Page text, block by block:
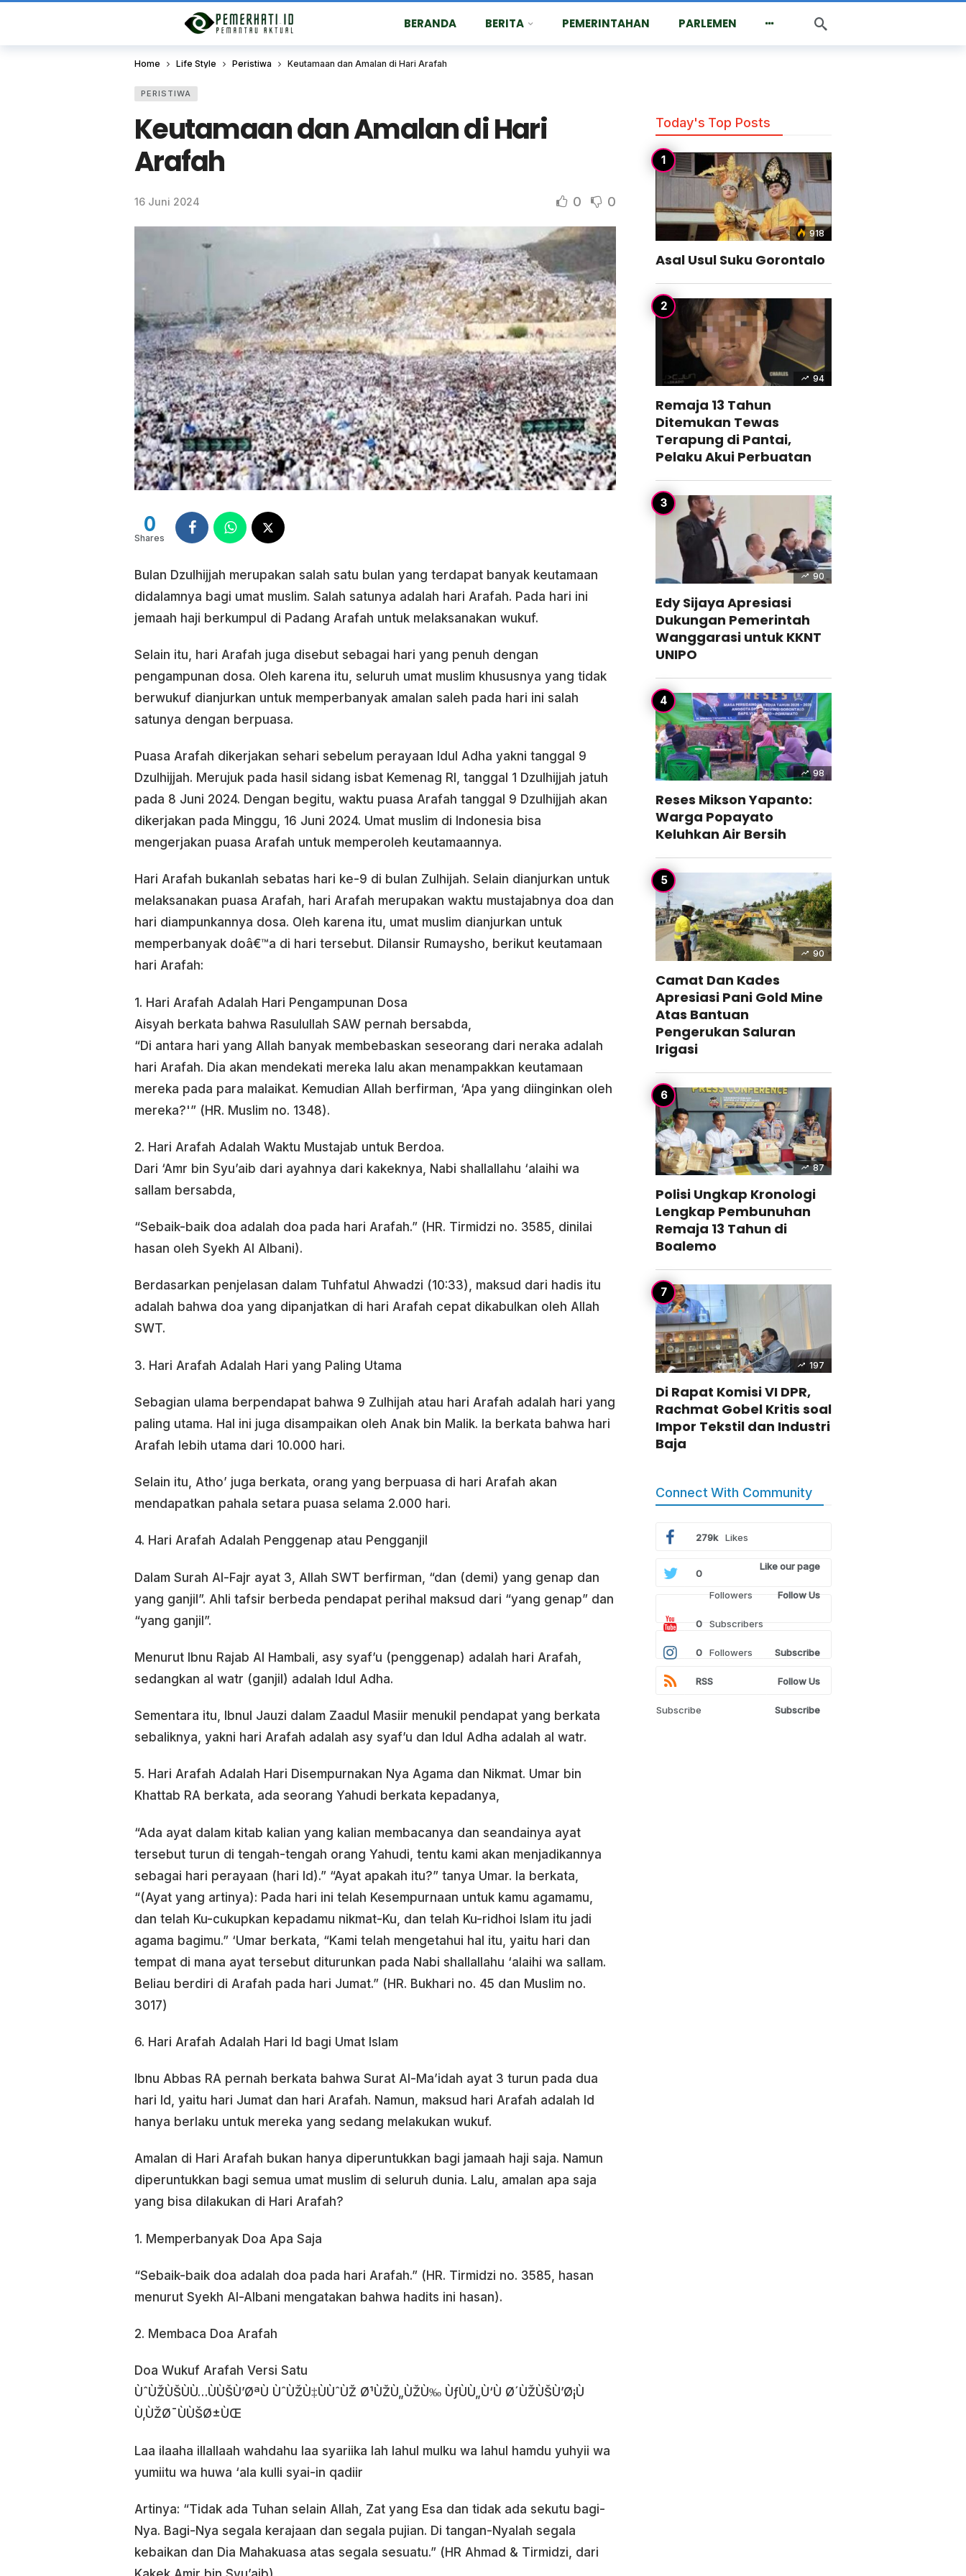
BERANDA BERITA PEMERINTAHAN PARLEMEN
Home Life Style Peristiwa Keutamaan dan Amalan di Hari Arafah
PERISTIWA
Keutamaan dan Amalan di Hari
Arafah
16 Juni 2024 0 0
0
Shares
Bulan Dzulhijjah merupakan salah satu bulan yang terdapat banyak keutamaan
didalamnya bagi umat muslim. Salah satunya adalah hari Arafah. Pada hari ini
jemaah haji berkumpul di Padang Arafah untuk melaksanakan wukuf.
Selain itu, hari Arafah juga disebut sebagai hari yang penuh dengan
pengampunan dosa. Oleh karena itu, seluruh umat muslim khususnya yang tidak
berwukuf dianjurkan untuk memperbanyak amalan saleh pada hari ini salah
satunya dengan berpuasa.
Puasa Arafah dikerjakan sehari sebelum perayaan Idul Adha yakni tanggal 9
Dzulhijjah. Merujuk pada hasil sidang isbat Kemenag RI, tanggal 1 Dzulhijjah jatuh
pada 8 Juni 2024. Dengan begitu, waktu puasa Arafah tanggal 9 Dzulhijjah akan
dikerjakan pada Minggu, 16 Juni 2024. Umat muslim di Indonesia bisa
mengerjakan puasa Arafah untuk memperoleh keutamaannya.
Hari Arafah bukanlah sebatas hari ke-9 di bulan Zulhijah. Selain dianjurkan untuk
melaksanakan puasa Arafah, hari Arafah merupakan waktu mustajabnya doa dan
hari diampunkannya dosa. Oleh karena itu, umat muslim dianjurkan untuk
memperbanyak doâ€™a di hari tersebut. Dilansir Rumaysho, berikut keutamaan
hari Arafah:
1. Hari Arafah Adalah Hari Pengampunan Dosa
Aisyah berkata bahwa Rasulullah SAW pernah bersabda,
“Di antara hari yang Allah banyak membebaskan seseorang dari neraka adalah
hari Arafah. Dia akan mendekati mereka lalu akan menampakkan keutamaan
mereka pada para malaikat. Kemudian Allah berfirman, ‘Apa yang diinginkan oleh
mereka?'” (HR. Muslim no. 1348).
2. Hari Arafah Adalah Waktu Mustajab untuk Berdoa.
Dari ‘Amr bin Syu’aib dari ayahnya dari kakeknya, Nabi shallallahu ‘alaihi wa
sallam bersabda,
“Sebaik-baik doa adalah doa pada hari Arafah.” (HR. Tirmidzi no. 3585, dinilai
hasan oleh Syekh Al Albani).
Berdasarkan penjelasan dalam Tuhfatul Ahwadzi (10:33), maksud dari hadis itu
adalah bahwa doa yang dipanjatkan di hari Arafah cepat dikabulkan oleh Allah
SWT.
3. Hari Arafah Adalah Hari yang Paling Utama
Sebagian ulama berpendapat bahwa 9 Zulhijah atau hari Arafah adalah hari yang
paling utama. Hal ini juga disampaikan oleh Anak bin Malik. Ia berkata bahwa hari
Arafah lebih utama dari 10.000 hari.
Selain itu, Atho’ juga berkata, orang yang berpuasa di hari Arafah akan
mendapatkan pahala setara puasa selama 2.000 hari.
4. Hari Arafah Adalah Penggenap atau Pengganjil
Dalam Surah Al-Fajr ayat 3, Allah SWT berfirman, “dan (demi) yang genap dan
yang ganjil”. Ahli tafsir berbeda pendapat perihal maksud dari “yang genap” dan
“yang ganjil”.
Menurut Ibnu Rajab Al Hambali, asy syaf’u (penggenap) adalah hari Arafah,
sedangkan al watr (ganjil) adalah Idul Adha.
Sementara itu, Ibnul Jauzi dalam Zaadul Masiir menukil pendapat yang berkata
sebaliknya, yakni hari Arafah adalah asy syaf’u dan Idul Adha adalah al watr.
5. Hari Arafah Adalah Hari Disempurnakan Nya Agama dan Nikmat. Umar bin
Khattab RA berkata, ada seorang Yahudi berkata kepadanya,
“Ada ayat dalam kitab kalian yang kalian membacanya dan seandainya ayat
tersebut turun di tengah-tengah orang Yahudi, tentu kami akan menjadikannya
sebagai hari perayaan (hari Id).” “Ayat apakah itu?” tanya Umar. Ia berkata,
“(Ayat yang artinya): Pada hari ini telah Kesempurnaan untuk kamu agamamu,
dan telah Ku-cukupkan kepadamu nikmat-Ku, dan telah Ku-ridhoi Islam itu jadi
agama bagimu.” ‘Umar berkata, “Kami telah mengetahui hal itu, yaitu hari dan
tempat di mana ayat tersebut diturunkan pada Nabi shallallahu ‘alaihi wa sallam.
Beliau berdiri di Arafah pada hari Jumat.” (HR. Bukhari no. 45 dan Muslim no.
3017)
6. Hari Arafah Adalah Hari Id bagi Umat Islam
Ibnu Abbas RA pernah berkata bahwa Surat Al-Ma’idah ayat 3 turun pada dua
hari Id, yaitu hari Jumat dan hari Arafah. Namun, maksud hari Arafah adalah Id
hanya berlaku untuk mereka yang sedang melakukan wukuf.
Amalan di Hari Arafah bukan hanya diperuntukkan bagi jamaah haji saja. Namun
diperuntukkan bagi semua umat muslim di seluruh dunia. Lalu, amalan apa saja
yang bisa dilakukan di Hari Arafah?
1. Memperbanyak Doa Apa Saja
“Sebaik-baik doa adalah doa pada hari Arafah.” (HR. Tirmidzi no. 3585, hasan
menurut Syekh Al-Albani mengatakan bahwa hadits ini hasan).
2. Membaca Doa Arafah
Doa Wukuf Arafah Versi Satu
ÙˆÙŽÙŠÙÙ…ÙÙŠÙ’ØªÙ ÙˆÙŽÙ‡ÙÙˆÙŽ Ø¹ÙŽÙ„ÙŽÙ‰ ÙƒÙÙ„Ù‘Ù Ø´ÙŽÙŠÙ’Ø¡Ù
Ù‚ÙŽØ¯ÙÙŠØ±ÙŒ
Laa ilaaha illallaah wahdahu laa syariika lah lahul mulku wa lahul hamdu yuhyii wa
yumiitu wa huwa ‘ala kulli syai-in qadiir
Artinya: “Tidak ada Tuhan selain Allah, Zat yang Esa dan tidak ada sekutu bagi-
Nya. Bagi-Nya segala kerajaan dan segala pujian. Di tangan-Nyalah segala
kebaikan dan Dia Mahakuasa atas segala sesuatu.” (HR Ahmad & Tirmidzi, dari
Today's Top Posts
918
Asal Usul Suku Gorontalo
94
Remaja 13 Tahun
Ditemukan Tewas
Terapung di Pantai,
Pelaku Akui Perbuatan
90
Edy Sijaya Apresiasi
Dukungan Pemerintah
Wanggarasi untuk KKNT
UNIPO
98
Reses Mikson Yapanto:
Warga Popayato
Keluhkan Air Bersih
90
Camat Dan Kades
Apresiasi Pani Gold Mine
Atas Bantuan
Pengerukan Saluran
Irigasi
87
Polisi Ungkap Kronologi
Lengkap Pembunuhan
Remaja 13 Tahun di
Boalemo
197
Di Rapat Komisi VI DPR,
Rachmat Gobel Kritis soal
Impor Tekstil dan Industri
Baja
Connect With Community
279k Likes
Like our page
0
Followers
Follow Us
0 Subscribers
Subscribe
0 Followers
Follow Us
RSS
Subscribe Subscribe